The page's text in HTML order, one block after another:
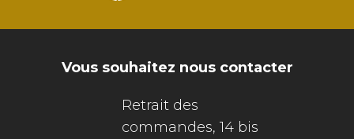
Vous souhaitez nous contacter
Retrait des
commandes, 14 bis